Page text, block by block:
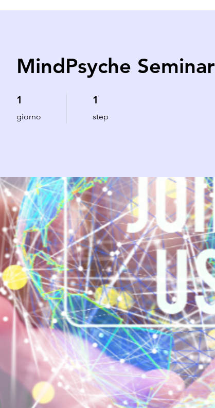
MindPsyche Seminar
1
giorno
1 giorno 1
step
1 step